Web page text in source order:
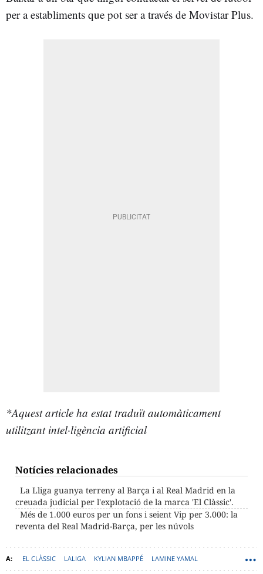
per a establiments que pot ser a través de Movistar Plus.
*Aquest article ha estat traduït automàticament
utilitzant intel·ligència artificial
Notícies relacionades
La Lliga guanya terreny al Barça i al Real Madrid en la
creuada judicial per l'explotació de la marca 'El Clàssic'.
Més de 1.000 euros per un fons i seient Vip per 3.000: la
reventa del Real Madrid-Barça, per les núvols
EL CLÀSSIC LALIGA KYLIAN MBAPPÉ LAMINE YAMAL